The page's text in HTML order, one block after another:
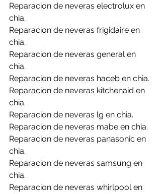
Reparacion de neveras electrolux en
chia.
Reparacion de neveras frigidaire en
chia.
Reparacion de neveras general en
chia.
Reparacion de neveras haceb en chia.
Reparacion de neveras kitchenaid en
chia.
Reparacion de neveras lg en chia.
Reparacion de neveras mabe en chia.
Reparacion de neveras panasonic en
chia.
Reparacion de neveras samsung en
chia.
Reparacion de neveras whirlpool en